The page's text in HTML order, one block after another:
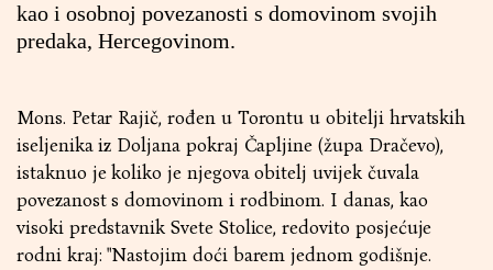
kao i osobnoj povezanosti s domovinom svojih
predaka, Hercegovinom.
Mons. Petar Rajič, rođen u Torontu u obitelji hrvatskih
iseljenika iz Doljana pokraj Čapljine (župa Dračevo),
istaknuo je koliko je njegova obitelj uvijek čuvala
povezanost s domovinom i rodbinom. I danas, kao
visoki predstavnik Svete Stolice, redovito posjećuje
rodni kraj: "Nastojim doći barem jednom godišnje.